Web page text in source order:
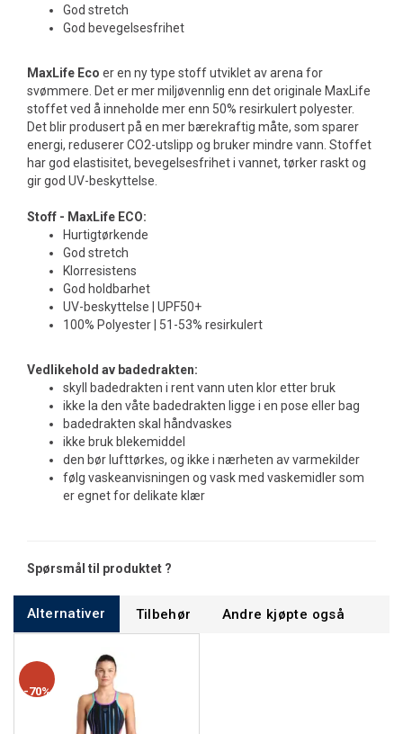
God stretch
God bevegelsesfrihet
MaxLife Eco er en ny type stoff utviklet av arena for
svømmere. Det er mer miljøvennlig enn det originale MaxLife
stoffet ved å inneholde mer enn 50% resirkulert polyester.
Det blir produsert på en mer bærekraftig måte, som sparer
energi, reduserer CO2-utslipp og bruker mindre vann. Stoffet
har god elastisitet, bevegelsesfrihet i vannet, tørker raskt og
gir god UV-beskyttelse.
Stoff - MaxLife ECO:
Hurtigtørkende
God stretch
Klorresistens
God holdbarhet
UV-beskyttelse | UPF50+
100% Polyester | 51-53% resirkulert
Vedlikehold av badedrakten:
skyll badedrakten i rent vann uten klor etter bruk
ikke la den våte badedrakten ligge i en pose eller bag
badedrakten skal håndvaskes
ikke bruk blekemiddel
den bør lufttørkes, og ikke i nærheten av varmekilder
følg vaskeanvisningen og vask med vaskemidler som
er egnet for delikate klær
Spørsmål til produktet ?
Alternativer Tilbehør Andre kjøpte også
70%